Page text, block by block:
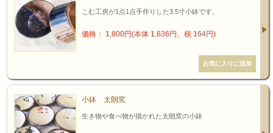
こむ工房が1点1点手作りした3.5寸小鉢です。
価格： 1,800円(本体 1,636円、税 164円)
小鉢 太朗窯
生き物や食べ物が描かれた太朗窯の小鉢